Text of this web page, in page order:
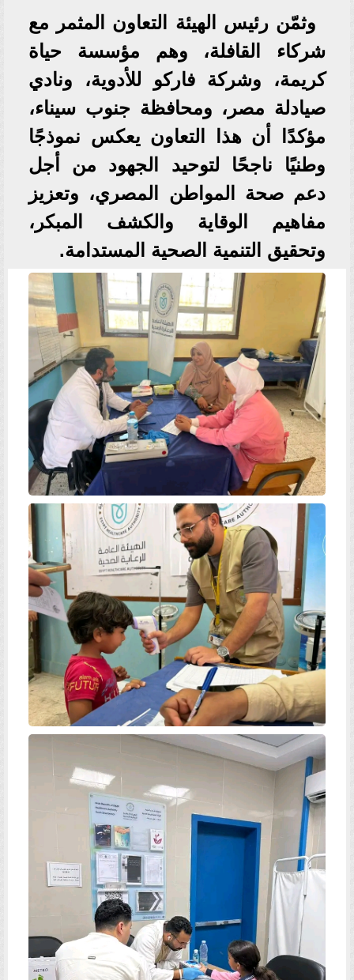
وثمّن رئيس الهيئة التعاون المثمر مع
شركاء القافلة، وهم مؤسسة حياة
كريمة، وشركة فاركو للأدوية، ونادي
صيادلة مصر، ومحافظة جنوب سيناء،
مؤكدًا أن هذا التعاون يعكس نموذجًا
وطنيًا ناجحًا لتوحيد الجهود من أجل
دعم صحة المواطن المصري، وتعزيز
مفاهيم الوقاية والكشف المبكر،
وتحقيق التنمية الصحية المستدامة.